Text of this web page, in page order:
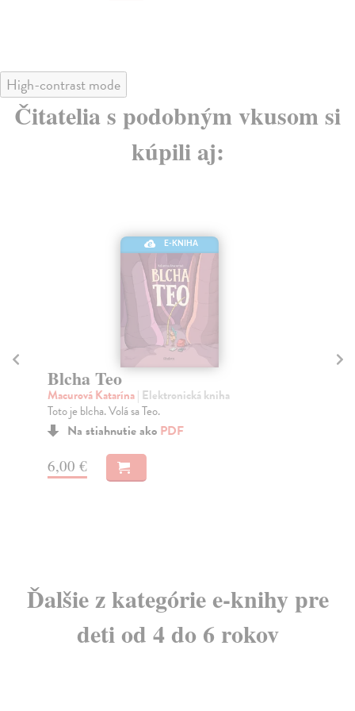
High-contrast mode
Čitatelia s podobným vkusom si
kúpili aj:
E-KNIHA
Ako naučiť Eda lietať?
Macurová Katarína| Elektronická kniha
Macko má nového kamaráta Eda. Edo je síce vták, ale
vôbec nelieta.
5,60 €
Ďalšie z kategórie e-knihy pre
deti od 4 do 6 rokov